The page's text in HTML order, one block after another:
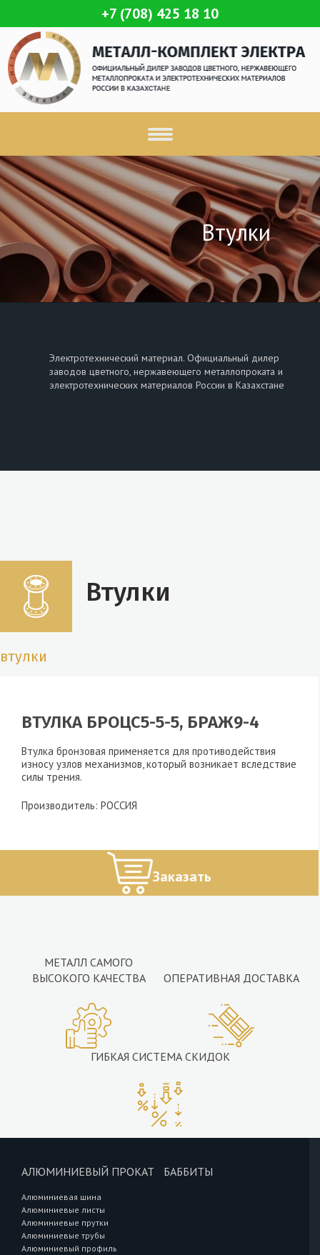
+7 (708) 425 18 10
Втулки
Электротехнический материал. Официальный дилер
заводов цветного, нержавеющего металлопроката и
электротехнических материалов России в Казахстане
Втулки
втулки
ВТУЛКА БРОЦС5-5-5, БРАЖ9-4
Втулка бронзовая применяется для противодействия
износу узлов механизмов, который возникает вследствие
силы трения.
Производитель: РОССИЯ
Заказать
МЕТАЛЛ САМОГО
ВЫСОКОГО КАЧЕСТВА
ОПЕРАТИВНАЯ ДОСТАВКА
ГИБКАЯ СИСТЕМА СКИДОК
АЛЮМИНИЕВЫЙ ПРОКАТ
Алюминиевая шина
Алюминиевые листы
Алюминиевые прутки
Алюминиевые трубы
Алюминиевый профиль
БАББИТЫ